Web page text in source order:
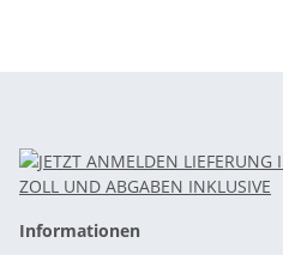
Informationen